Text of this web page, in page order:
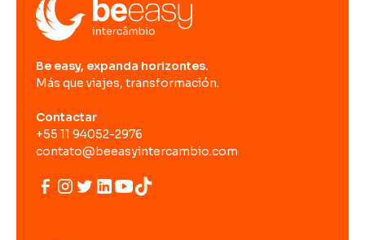
Be easy, expanda horizontes.
Más que viajes, transformación.
Contactar
+55 11 94052-2976
contato@beeasyintercambio.com